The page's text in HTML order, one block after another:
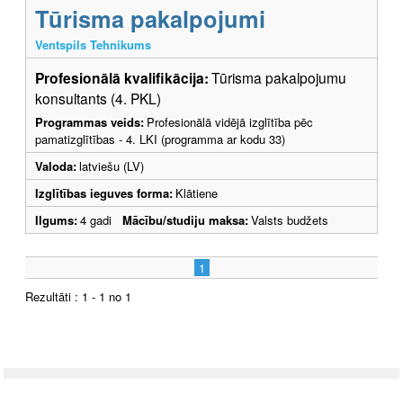
Tūrisma pakalpojumi
Ventspils Tehnikums
Profesionālā kvalifikācija:Tūrisma pakalpojumu
konsultants (4. PKL)
Programmas veids: Profesionālā vidējā izglītība pēc
pamatizglītības - 4. LKI (programma ar kodu 33)
Valoda:latviešu (LV)
Izglītības ieguves forma: Klātiene
Ilgums:4 gadi Mācību/studiju maksa:Valsts budžets
1
Rezultāti : 1 - 1 no 1